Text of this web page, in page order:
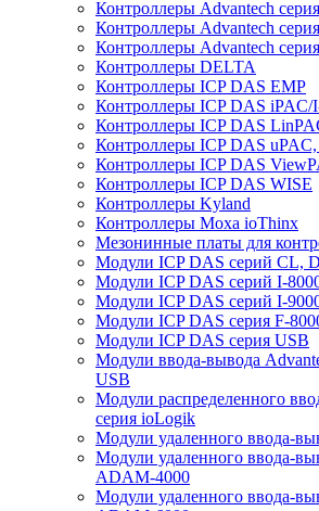
Контроллеры Advantech
Контроллеры Advantech
Контроллеры Advantech
Контроллеры DELTA
Контроллеры ICP DAS EMP
Контроллеры ICP DAS iPAC/
Контроллеры ICP DAS
Контроллеры ICP DAS
Контроллеры ICP DAS
Контроллеры ICP DAS WISE
Контроллеры Kyland
Контроллеры Moxa ioThinx
Мезонинные платы для
Модули ICP DAS серий CL,
Модули ICP DAS серий I-
Модули ICP DAS серий I-
Модули ICP DAS серия F-
Модули ICP DAS серия USB
Модули ввода-вывода
USB
Модули распределенного
серия ioLogik
Модули удаленного ввода-
Модули удаленного ввода-
ADAM-4000
Модули удаленного ввода-